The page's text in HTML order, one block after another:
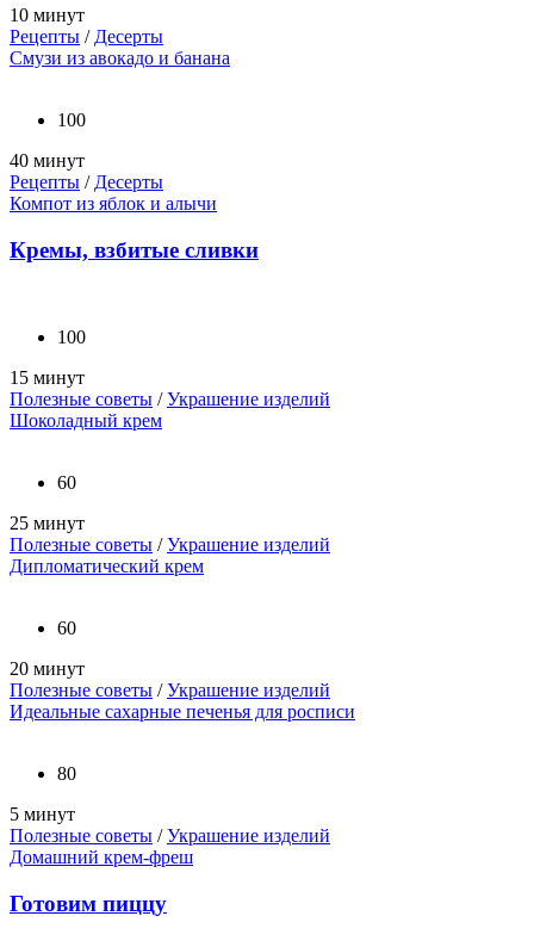
10 минут
Рецепты /Десерты
Смузи из авокадо и банана
100
40 минут
Рецепты /Десерты
Компот из яблок и алычи
Кремы, взбитые сливки
100
15 минут
Полезные советы /Украшение изделий
Шоколадный крем
60
25 минут
Полезные советы /Украшение изделий
Дипломатический крем
60
20 минут
Полезные советы /Украшение изделий
Идеальные сахарные печенья для росписи
80
5 минут
Полезные советы /Украшение изделий
Домашний крем-фреш
Готовим пиццу